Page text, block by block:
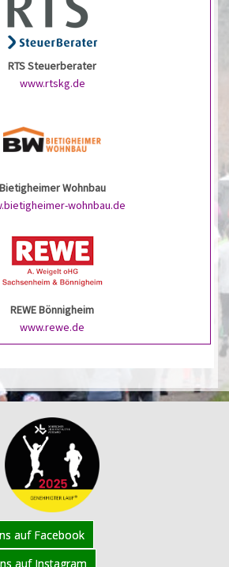
RTS Steuerberater
www.rtskg.de
Bietigheimer Wohnbau
wohnbau.de
REWE Bönnigheim
www.rewe.de
auf Facebook
auf Instagram